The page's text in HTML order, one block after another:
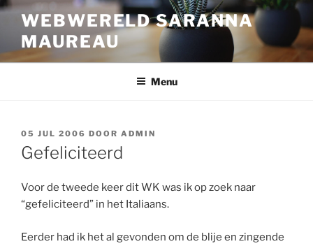
Ga
inhoud
WEBWERELD SARANNA
MAUREAU
Menu
GEPLAATST
OP
05 JUL 2006 DOOR ADMIN
Gefeliciteerd
Voor de tweede keer dit WK was ik op zoek naar
“gefeliciteerd” in het Italiaans.
Eerder had ik het al gevonden om de blije en zingende